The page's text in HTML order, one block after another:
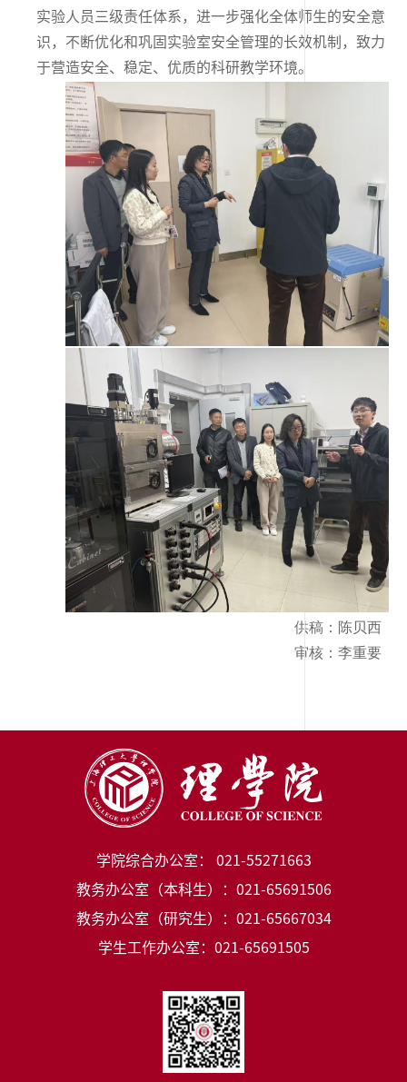
实验人员三级责任体系，进一步强化全体师生的安全意
识，不断优化和巩固实验室安全管理的长效机制，致力
于营造安全、稳定、优质的科研教学环境。
供稿：陈贝西
审核：李重要
学院综合办公室： 021-55271663
教务办公室（本科生）：021-65691506
教务办公室（研究生）：021-65667034
学生工作办公室：021-65691505